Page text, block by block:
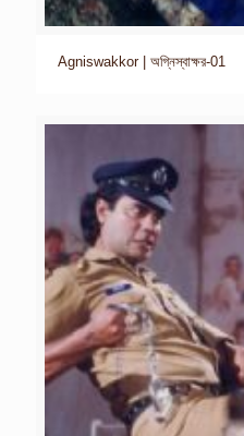
Agniswakkor | অগ্নিস্বাক্ষর-01